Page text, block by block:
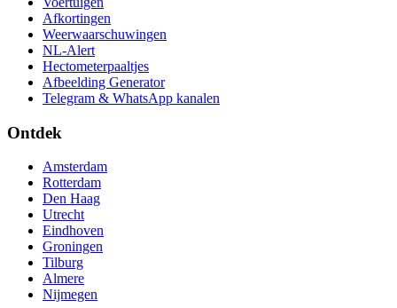
Afkortingen
Weerwaarschuwingen
NL-Alert
Hectometerpaaltjes
Afbeelding Generator
Telegram & WhatsApp kanalen
Ontdek
Amsterdam
Rotterdam
Den Haag
Utrecht
Eindhoven
Groningen
Tilburg
Almere
Nijmegen